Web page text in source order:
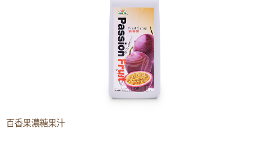
紅葡萄柚濃糖果汁(含果肉)
檸檬濃糖果汁
百香果濃糖果汁